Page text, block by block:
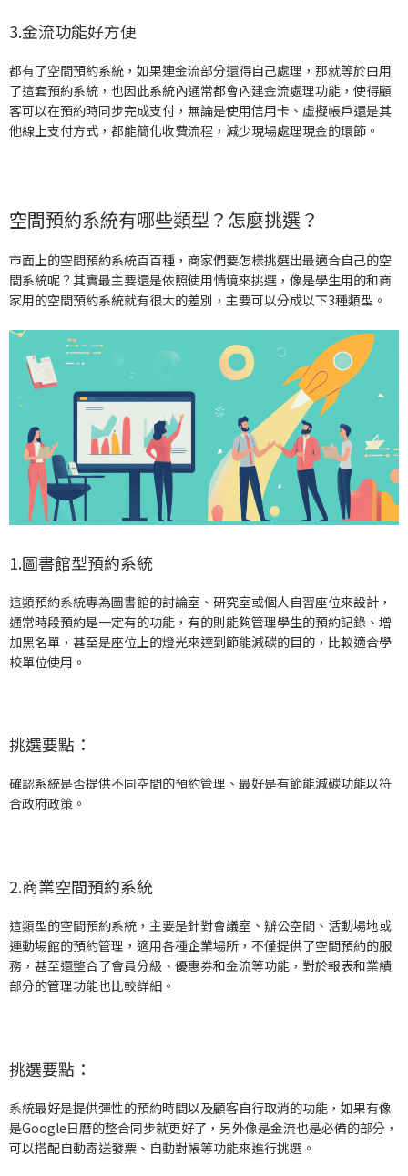
3.金流功能好方便
都有了空間預約系統，如果連金流部分還得自己處理，那就等於白用
了這套預約系統，也因此系統內通常都會內建金流處理功能，使得顧
客可以在預約時同步完成支付，無論是使用信用卡、虛擬帳戶還是其
他線上支付方式，都能簡化收費流程，減少現場處理現金的環節。
空間預約系統有哪些類型？怎麼挑選？
市面上的空間預約系統百百種，商家們要怎樣挑選出最適合自己的空
間系統呢？其實最主要還是依照使用情境來挑選，像是學生用的和商
家用的空間預約系統就有很大的差別，主要可以分成以下3種類型。
1.圖書館型預約系統
這類預約系統專為圖書館的討論室、研究室或個人自習座位來設計，
通常時段預約是一定有的功能，有的則能夠管理學生的預約記錄、增
加黑名單，甚至是座位上的燈光來達到節能減碳的目的，比較適合學
校單位使用。
挑選要點：
確認系統是否提供不同空間的預約管理、最好是有節能減碳功能以符
合政府政策。
2.商業空間預約系統
這類型的空間預約系統，主要是針對會議室、辦公空間、活動場地或
運動場館的預約管理，適用各種企業場所，不僅提供了空間預約的服
務，甚至還整合了會員分級、優惠券和金流等功能，對於報表和業績
部分的管理功能也比較詳細。
挑選要點：
系統最好是提供彈性的預約時間以及顧客自行取消的功能，如果有像
是Google日曆的整合同步就更好了，另外像是金流也是必備的部分，
可以搭配自動寄送發票、自動對帳等功能來進行挑選。